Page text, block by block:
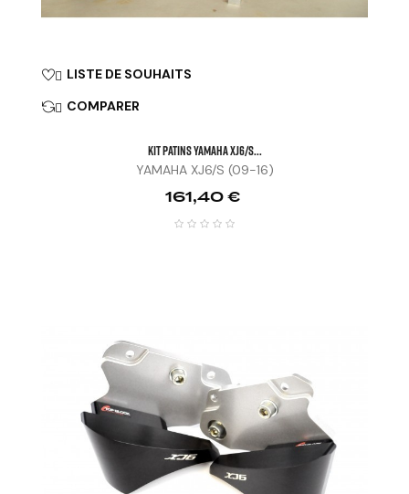
 LISTE DE SOUHAITS
 COMPARER
KIT PATINS YAMAHA XJ6/S...
YAMAHA XJ6/S (09-16)
Prix
161,40 €